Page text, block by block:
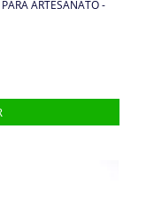
ARTESANATO -